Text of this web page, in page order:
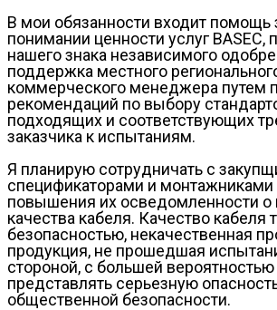
В мои обязанности входит помощь
понимании ценности услуг BASEC,
нашего знака независимого
поддержка местного
коммерческого менеджера путем
рекомендаций по выбору
подходящих и соответствующих
заказчика к испытаниям.
Я планирую сотрудничать с
спецификаторами и
повышения их осведомленности о
качества кабеля. Качество кабеля
безопасностью, некачественная
продукция, не прошедшая
стороной, с большей
представлять серьезную
общественной безопасности.